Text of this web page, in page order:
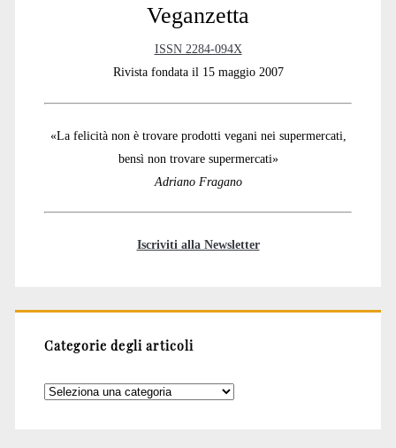
Veganzetta
ISSN 2284-094X
Rivista fondata il 15 maggio 2007
«La felicità non è trovare prodotti vegani nei supermercati,
bensì non trovare supermercati»
Adriano Fragano
Iscriviti alla Newsletter
Categorie degli articoli
Categorie